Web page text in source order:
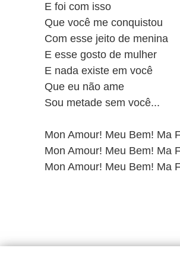
E foi com isso
Que você me conquistou
Com esse jeito de menina
E esse gosto de mulher
E nada existe em você
Que eu não ame
Sou metade sem você...
Mon Amour! Meu Bem! Ma
Mon Amour! Meu Bem! Ma
Mon Amour! Meu Bem! Ma